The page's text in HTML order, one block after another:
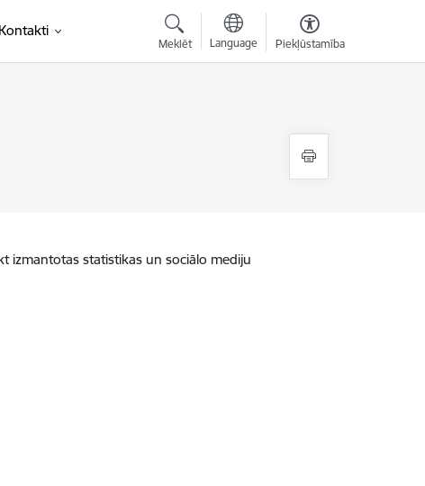
Kontakti
Meklēt Language Piekļūstamība
izmantotas statistikas un sociālo mediju